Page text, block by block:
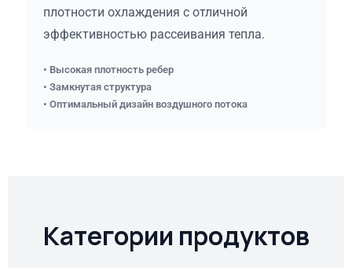
плотности охлаждения с отличной
эффективностью рассеивания тепла.
• Высокая плотность ребер
• Замкнутая структура
• Оптимальный дизайн воздушного потока
Категории продуктов